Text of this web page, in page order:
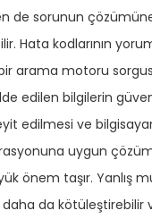
de sorunun
Hata kodlarının
arama motoru
edilen bilgilerin
edilmesi ve
uygun
önem taşır. Yanlış
da kötüleştirebilir